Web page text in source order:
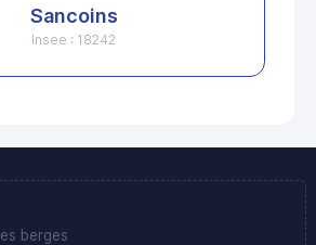
Sancoins
Insee : 18242
berges